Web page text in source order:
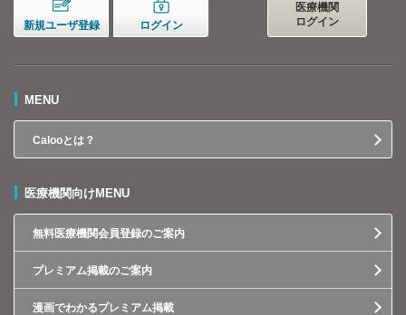
新規ユーザ登録 ログイン
医療機関
ログイン
MENU
Calooとは？
医療機関向けMENU
無料医療機関会員登録のご案内
プレミアム掲載のご案内
漫画でわかるプレミアム掲載